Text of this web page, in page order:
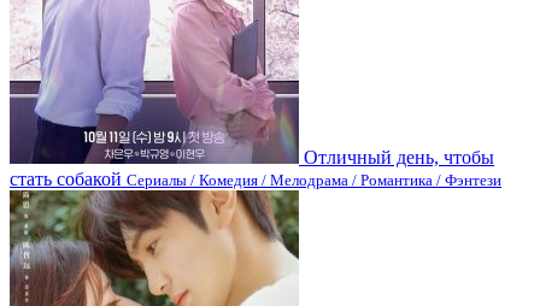
Отличный день, чтобы
стать собакой Сериалы / Комедия / Мелодрама / Романтика / Фэнтези